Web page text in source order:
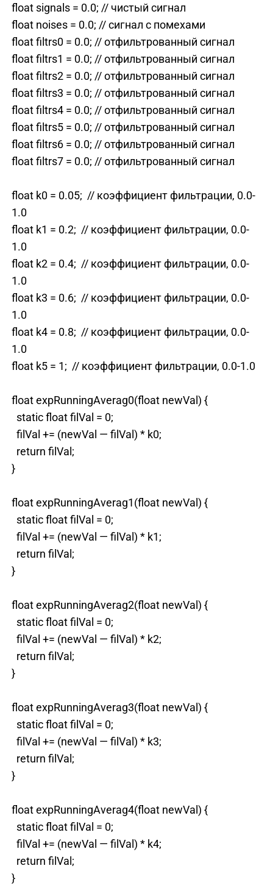
float signals = 0.0; // чистый сигнал
float noises = 0.0; // сигнал с помехами
float filtrs0 = 0.0; // отфильтрованный сигнал
float filtrs1 = 0.0; // отфильтрованный сигнал
float filtrs2 = 0.0; // отфильтрованный сигнал
float filtrs3 = 0.0; // отфильтрованный сигнал
float filtrs4 = 0.0; // отфильтрованный сигнал
float filtrs5 = 0.0; // отфильтрованный сигнал
float filtrs6 = 0.0; // отфильтрованный сигнал
float filtrs7 = 0.0; // отфильтрованный сигнал
float k0 = 0.05; // коэффициент фильтрации, 0.0-
1.0
float k1 = 0.2; // коэффициент фильтрации, 0.0-
1.0
float k2 = 0.4; // коэффициент фильтрации, 0.0-
1.0
float k3 = 0.6; // коэффициент фильтрации, 0.0-
1.0
float k4 = 0.8; // коэффициент фильтрации, 0.0-
1.0
float k5 = 1; // коэффициент фильтрации, 0.0-1.0
float expRunningAverag0(float newVal) {
static float filVal = 0;
filVal += (newVal — filVal) * k0;
return filVal;
}
float expRunningAverag1(float newVal) {
static float filVal = 0;
filVal += (newVal — filVal) * k1;
return filVal;
}
float expRunningAverag2(float newVal) {
static float filVal = 0;
filVal += (newVal — filVal) * k2;
return filVal;
}
float expRunningAverag3(float newVal) {
static float filVal = 0;
filVal += (newVal — filVal) * k3;
return filVal;
}
float expRunningAverag4(float newVal) {
static float filVal = 0;
filVal += (newVal — filVal) * k4;
return filVal;
}